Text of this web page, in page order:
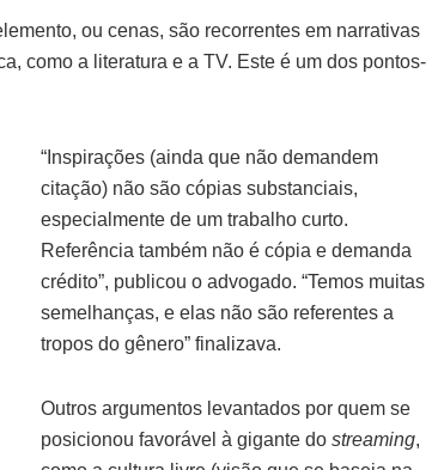
ou cenas, são recorrentes em narrativas
como a literatura e a TV. Este é um dos pontos-
“Inspirações (ainda que não demandem
citação) não são cópias substanciais,
especialmente de um trabalho curto.
Referência também não é cópia e demanda
crédito”, publicou o advogado. “Temos muitas
semelhanças, e elas não são referentes a
tropos do gênero” finalizava.
Outros argumentos levantados por quem se
posicionou favorável à gigante do streaming,